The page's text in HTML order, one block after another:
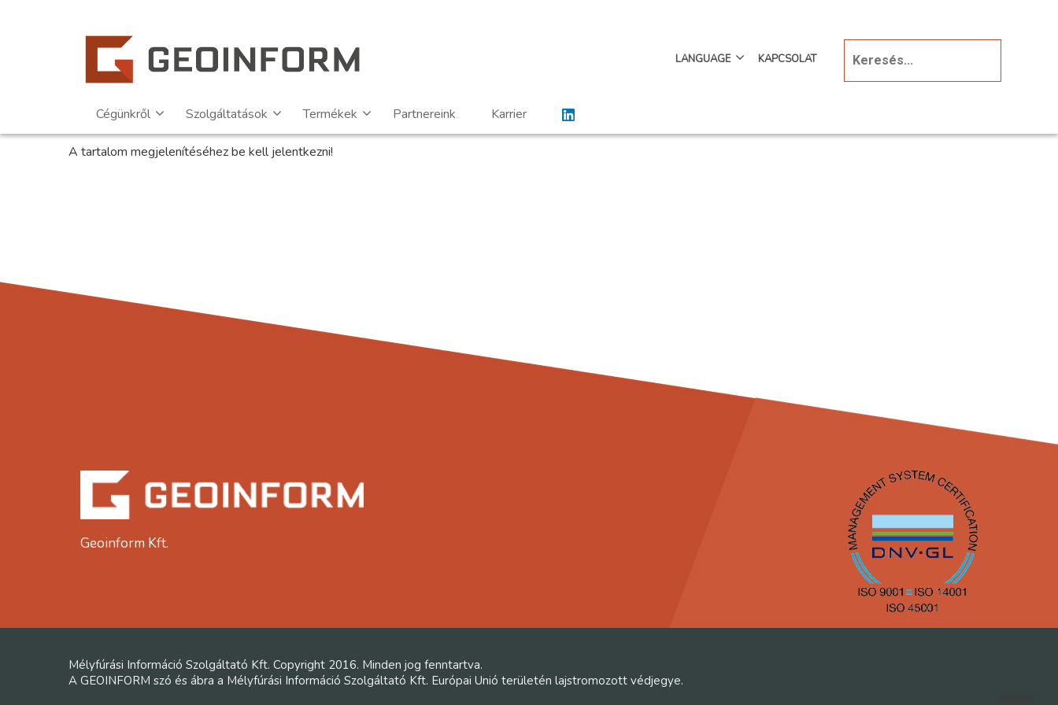
LANGUAGE KAPCSOLAT
Cégünkről Szolgáltatások Termékek Partnereink Karrier
A tartalom megjelenítéséhez be kell jelentkezni!
Geoinform Kft.
Mélyfúrási Információ Szolgáltató Kft. Copyright 2016. Minden jog fenntartva.
A GEOINFORM szó és ábra a Mélyfúrási Információ Szolgáltató Kft. Európai Unió területén lajstromozott védjegye.